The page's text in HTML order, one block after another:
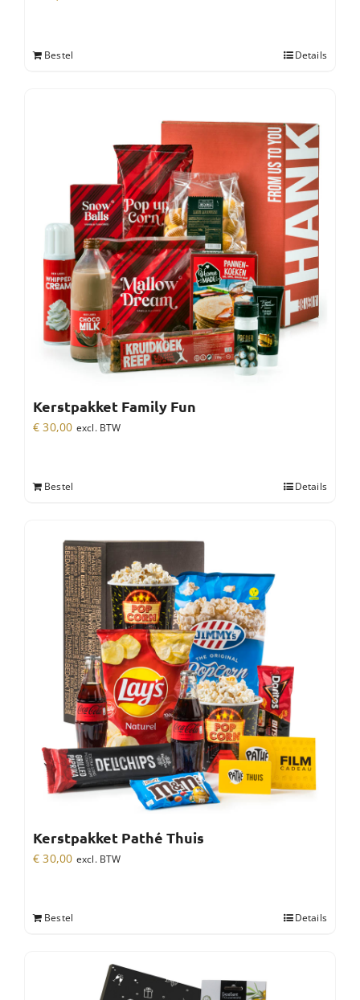
Bestel Details
Kerstpakket Family Fun
€ 30,00 excl. BTW
Bestel Details
Kerstpakket Pathé Thuis
€ 30,00 excl. BTW
Bestel Details